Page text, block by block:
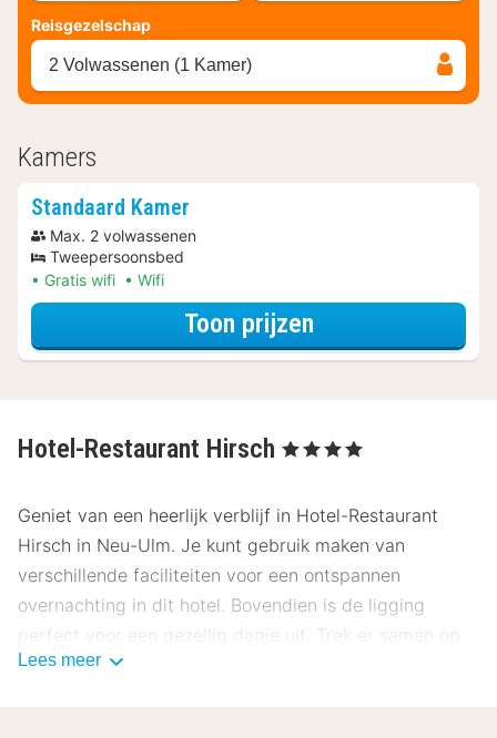
Reisgezelschap
2 Volwassenen (1 Kamer)
Kamers
Standaard Kamer
Max. 2 volwassenen
Tweepersoonsbed
Gratis wifi
Wifi
Toon prijzenvoor Parkeer
Hotel-Restaurant Hirsch , 4 Sterren
Geniet van een heerlijk verblijf in Hotel-Restaurant
Hirsch in Neu-Ulm. Je kunt gebruik maken van
verschillende faciliteiten voor een ontspannen
overnachting in dit hotel. Bovendien is de ligging
perfect voor een gezellig dagje uit. Trek er samen op
uit en verken de prachtige omgeving van Neu-Ulm.
Lees meer